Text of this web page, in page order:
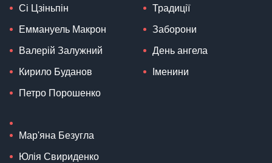
Сі Цзіньпін
Еммануель Макрон
Валерій Залужний
Кирило Буданов
Петро Порошенко
Мар'яна Безугла
Юлія Свириденко
Традиції
Заборони
День ангела
Іменини